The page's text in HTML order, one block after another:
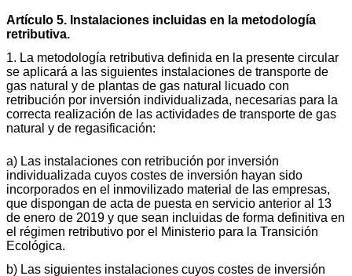
Artículo 5. Instalaciones incluidas en la metodología
retributiva.
1. La metodología retributiva definida en la presente circular
se aplicará a las siguientes instalaciones de transporte de
gas natural y de plantas de gas natural licuado con
retribución por inversión individualizada, necesarias para la
correcta realización de las actividades de transporte de gas
natural y de regasificación:
a) Las instalaciones con retribución por inversión
individualizada cuyos costes de inversión hayan sido
incorporados en el inmovilizado material de las empresas,
que dispongan de acta de puesta en servicio anterior al 13
de enero de 2019 y que sean incluidas de forma definitiva en
el régimen retributivo por el Ministerio para la Transición
Ecológica.
b) Las siguientes instalaciones cuyos costes de inversión